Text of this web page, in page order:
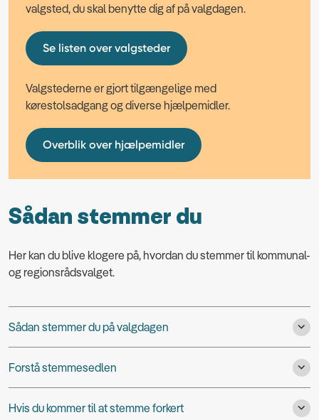
valgsted, du skal benytte dig af på valgdagen.
Se listen over valgsteder
Valgstederne er gjort tilgængelige med
kørestolsadgang og diverse hjælpemidler.
Overblik over hjælpemidler
Sådan stemmer du
Her kan du blive klogere på, hvordan du stemmer til kommunal-
og regionsrådsvalget.
Sådan stemmer du på valgdagen
Forstå stemmesedlen
Hvis du kommer til at stemme forkert